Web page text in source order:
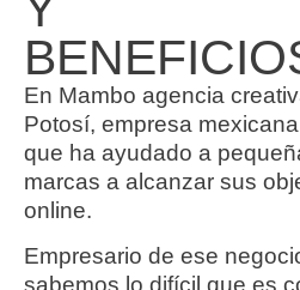
En Mambo agencia
Potosí, empresa
que ha ayudado a
marcas a alcanzar sus
online.
Empresario de ese
sabemos lo difícil que es